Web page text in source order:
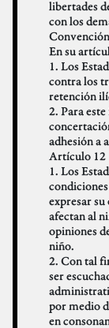
libertades
con los
En su
1. Los
contra los
retención
2. Para
adhesión a
Artículo 12
1. Los
expresar
afectan al
opiniones
niño.
2. Con tal
ser
por medio
en